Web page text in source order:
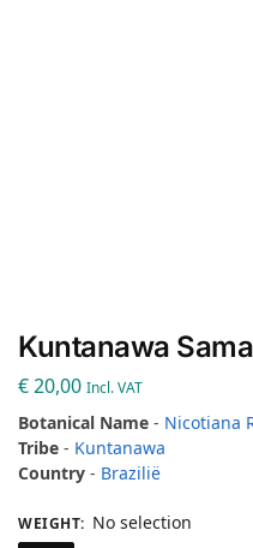
Kuntanawa
€20,00 Incl. VAT
Botanical Name - Nicotiana
Tribe - Kuntanawa
Country - Brazilië
WEIGHT: No selection